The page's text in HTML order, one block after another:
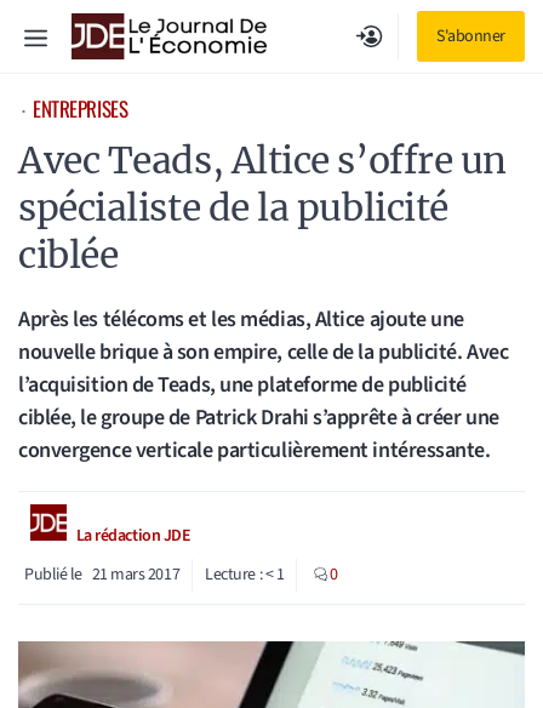
S'abonner
Menu
⋅ ENTREPRISES
Avec Teads, Altice s’offre un
spécialiste de la publicité
ciblée
Après les télécoms et les médias, Altice ajoute une
nouvelle brique à son empire, celle de la publicité. Avec
l’acquisition de Teads, une plateforme de publicité
ciblée, le groupe de Patrick Drahi s’apprête à créer une
convergence verticale particulièrement intéressante.
La rédaction JDE
Publié le 21 mars 2017 Lecture :< 1 0